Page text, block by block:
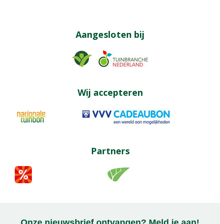
Aangesloten bij
Wij accepteren
Partners